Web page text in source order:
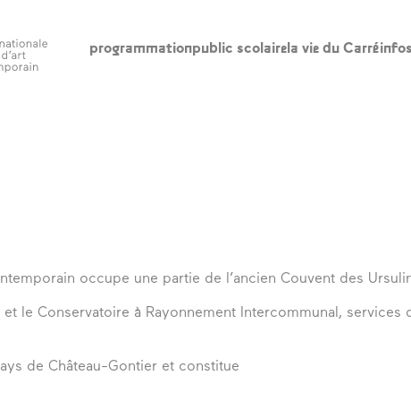
programmationpublic scolairela vie du Carré
à la création
ruralités
occupe une partie de l’ancien Couvent des
le Conservatoire à Rayonnement Intercommunal,
de Château-Gontier et constitue